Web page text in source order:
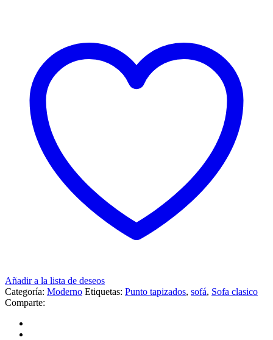
Añadir a la lista de deseos
Categoría: Moderno Etiquetas: Punto tapizados, sofá, Sofa clasico
Comparte: